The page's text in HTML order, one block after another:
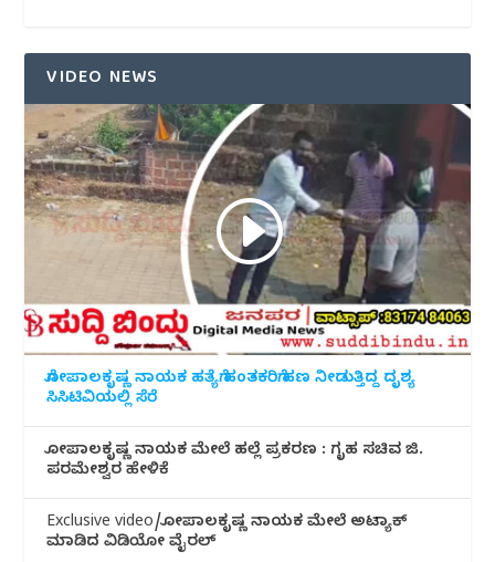
VIDEO NEWS
ಗೋಪಾಲಕೃಷ್ಣ ನಾಯಕ ಹತ್ಯೆಗೆ ಹಂತಕರಿಗೆ ಹಣ ನೀಡುತ್ತಿದ್ದ ದೃಶ್ಯ
ಸಿಸಿಟಿವಿಯಲ್ಲಿ ಸೆರೆ
ಗೋಪಾಲಕೃಷ್ಣ ನಾಯಕ ಮೇಲೆ ಹಲ್ಲೆ ಪ್ರಕರಣ : ಗೃಹ ಸಚಿವ ಜಿ.
ಪರಮೇಶ್ವರ ಹೇಳಿಕೆ
Exclusive video/ಗೋಪಾಲಕೃಷ್ಣ ನಾಯಕ ಮೇಲೆ ಅಟ್ಯಾಕ್
ಮಾಡಿದ ವಿಡಿಯೋ ವೈರಲ್